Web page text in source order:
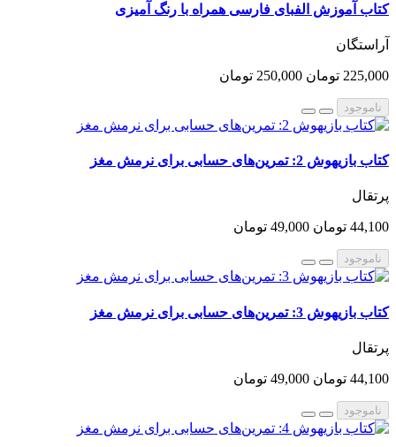
کتاب آموزش الفبای فارسی همراه با رنگ آمیزی
آراستگان
225,000 تومان 250,000 تومان
ناموجود
کتاب بازیهوش 2: تمرین‌های حسابی برای نرمش مغز
پرتقال
44,100 تومان 49,000 تومان
ناموجود
کتاب بازیهوش 3: تمرین‌های حسابی برای نرمش مغز
پرتقال
44,100 تومان 49,000 تومان
ناموجود